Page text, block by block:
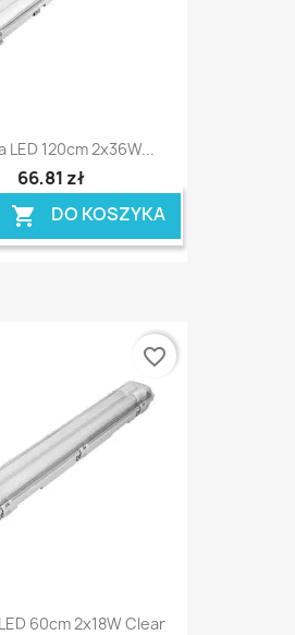
LED 120cm 2x36W...
66,81 zł
 DO KOSZYKA
60cm 2x18W Clear
favorite_border